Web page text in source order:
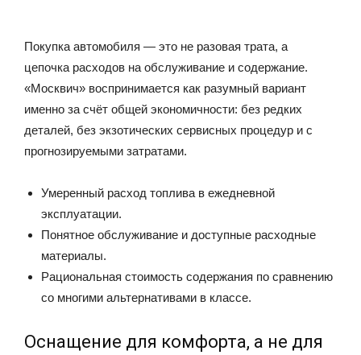
Покупка автомобиля — это не разовая трата, а
цепочка расходов на обслуживание и содержание.
«Москвич» воспринимается как разумный вариант
именно за счёт общей экономичности: без редких
деталей, без экзотических сервисных процедур и с
прогнозируемыми затратами.
Умеренный расход топлива в ежедневной
эксплуатации.
Понятное обслуживание и доступные расходные
материалы.
Рациональная стоимость содержания по сравнению
со многими альтернативами в классе.
Оснащение для комфорта, а не для